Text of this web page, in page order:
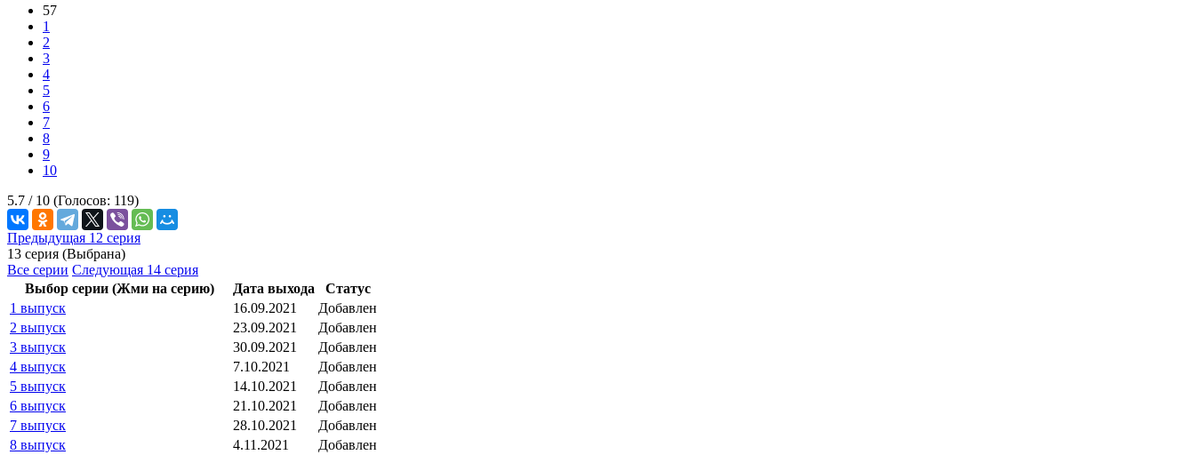
57
1
2
3
4
5
6
7
8
9
10
5.7 / 10 (Голосов: 119)
Предыдущая 12 серия
13 серия (Выбрана)
Все серии Следующая 14 серия
Выбор серии (Жми на серию)
Дата выхода
Статус
1 выпуск
16.09.2021
Добавлен
2 выпуск
23.09.2021
Добавлен
3 выпуск
30.09.2021
Добавлен
4 выпуск
7.10.2021
Добавлен
5 выпуск
14.10.2021
Добавлен
6 выпуск
21.10.2021
Добавлен
7 выпуск
28.10.2021
Добавлен
8 выпуск
4.11.2021
Добавлен